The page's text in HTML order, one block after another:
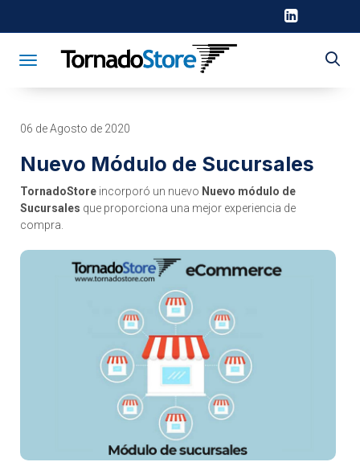
Toggle navigation
06 de Agosto de 2020
Nuevo Módulo de Sucursales
TornadoStore incorporó un nuevo Nuevo módulo de
Sucursales que proporciona una mejor experiencia de
compra.